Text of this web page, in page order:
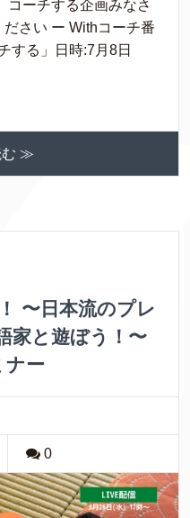
コーチする企画みなさ
さい ー Withコーチ番
する」日時:7月8日
む ≫
〜日本流のプレ
家と遊ぼう！〜
ナー
0